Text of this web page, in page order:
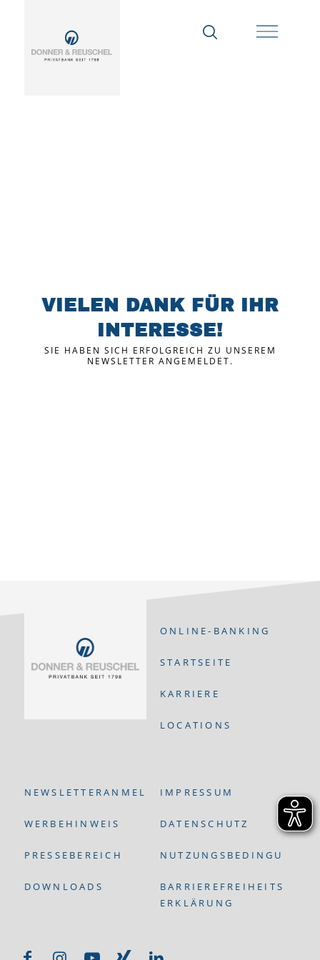
VIELEN DANK FÜR IHR
INTERESSE!
SIE HABEN SICH ERFOLGREICH ZU UNSEREM
NEWSLETTER ANGEMELDET.
ONLINE-BANKING
STARTSEITE
KARRIERE
LOCATIONS
NEWSLETTERANMELDUNG
WERBEHINWEIS
PRESSEBEREICH
DOWNLOADS
IMPRESSUM
DATENSCHUTZ
NUTZUNGSBEDINGUNGEN
BARRIEREFREIHEITS-
ERKLÄRUNG